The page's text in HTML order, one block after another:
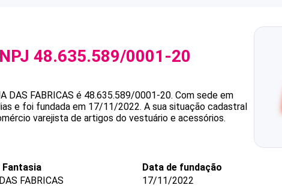
48.635.589/0001-20
DAS FABRICAS é 48.635.589/0001-20. Com sede em
e foi fundada em 17/11/2022. A sua situação cadastral
varejista de artigos do vestuário e acessórios.
Fantasia
FABRICAS
Data de fundação
17/11/2022